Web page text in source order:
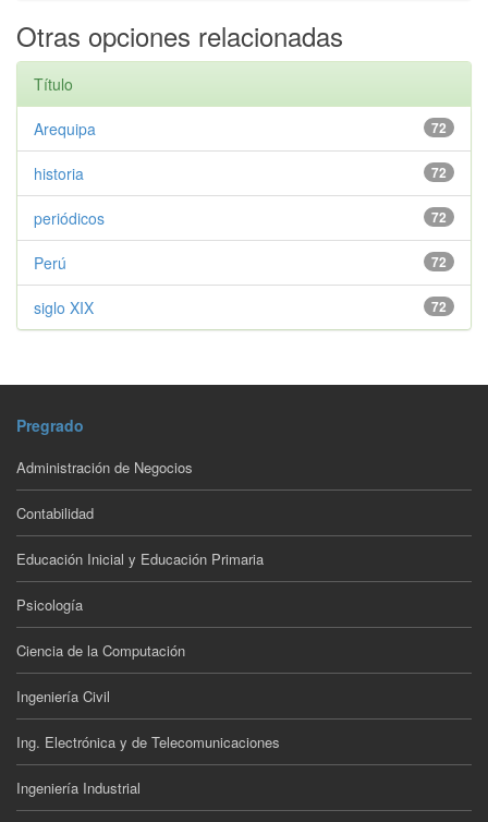
Otras opciones relacionadas
Título
72
Arequipa
72
historia
72
periódicos
72
Perú
72
siglo XIX
Pregrado
Administración de Negocios
Contabilidad
Educación Inicial y Educación Primaria
Psicología
Ciencia de la Computación
Ingeniería Civil
Ing. Electrónica y de Telecomunicaciones
Ingeniería Industrial